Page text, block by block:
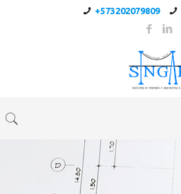
+573202079809